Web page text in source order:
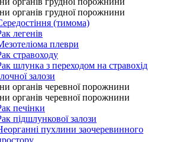
органів грудної порожнини
(тимома)
легенів
плеври
стравоходу
шлунка з переходом на стравохід
залози
органів черевної порожнини
органів черевної порожнини
печінки
підшлункової залози
пухлини заочеревинного